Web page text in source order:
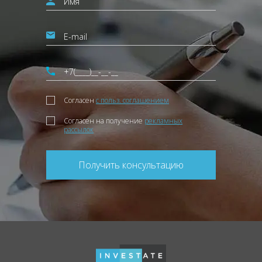
Согласен с польз. соглашением
Согласен на получение рекламных
рассылок
Получить консультацию